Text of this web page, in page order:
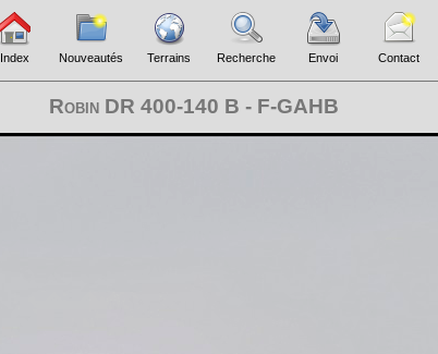
Index Nouveautés Terrains Recherche Envoi Contact
Robin DR 400-140 B - F-GAHB